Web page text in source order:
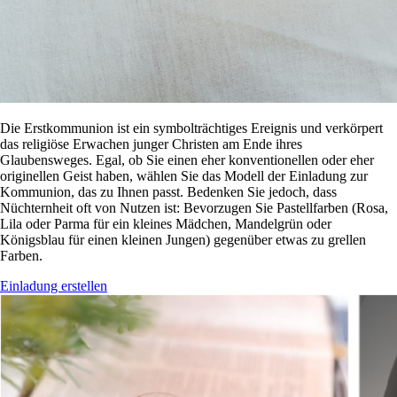
Die Erstkommunion ist ein symbolträchtiges Ereignis und verkörpert
das religiöse Erwachen junger Christen am Ende ihres
Glaubensweges. Egal, ob Sie einen eher konventionellen oder eher
originellen Geist haben, wählen Sie das Modell der Einladung zur
Kommunion, das zu Ihnen passt. Bedenken Sie jedoch, dass
Nüchternheit oft von Nutzen ist: Bevorzugen Sie Pastellfarben (Rosa,
Lila oder Parma für ein kleines Mädchen, Mandelgrün oder
Königsblau für einen kleinen Jungen) gegenüber etwas zu grellen
Farben.
Einladung erstellen